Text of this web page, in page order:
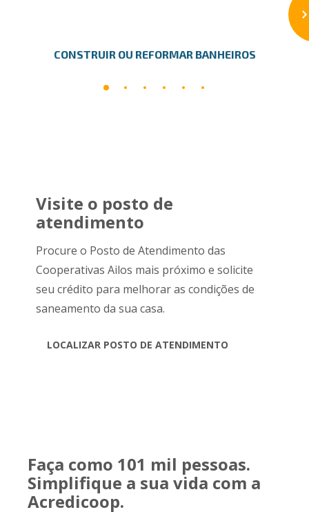
CONSTRUIR OU REFORMAR BANHEIROS
Visite o posto de
atendimento
Procure o Posto de Atendimento das
Cooperativas Ailos mais próximo e solicite
seu crédito para melhorar as condições de
saneamento da sua casa.
LOCALIZAR POSTO DE ATENDIMENTO
Faça como 101 mil pessoas.
Simplifique a sua vida com a
Acredicoop.